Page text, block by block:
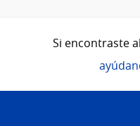
Si encontraste